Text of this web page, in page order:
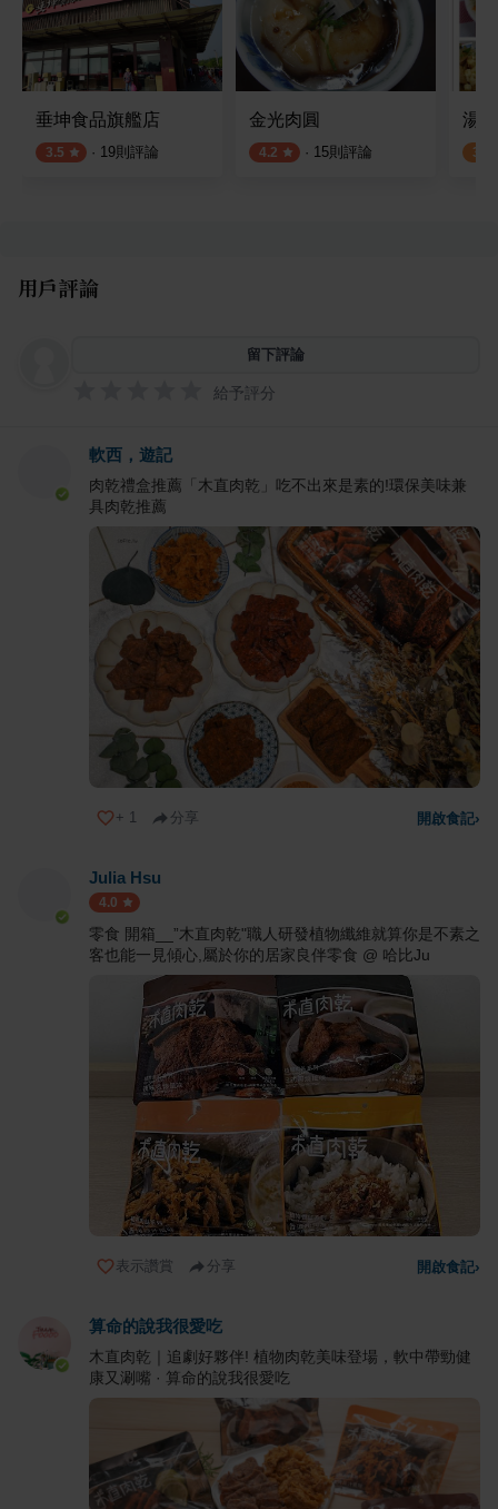
垂坤食品旗艦店
3.5 · 19則評論
金光肉圓
4.2 · 15則評論
湯
3.0
用戶評論
留下評論
給予評分
軟西，遊記
肉乾禮盒推薦「木直肉乾」吃不出來是素的!環保美味兼
具肉乾推薦
+ 1 分享 開啟食記›
Julia Hsu
4.0
零食 開箱__”木直肉乾"職人研發植物纖維就算你是不素之
客也能一見傾心,屬於你的居家良伴零食 @ 哈比Ju
表示讚賞 分享 開啟食記›
算命的說我很愛吃
木直肉乾｜追劇好夥伴! 植物肉乾美味登場，軟中帶勁健
康又涮嘴 · 算命的說我很愛吃